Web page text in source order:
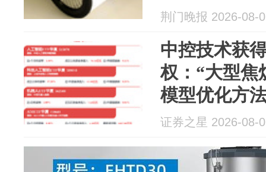
荆门晚报 2026-08-
中控技术获
权：“大型焦
模型优化方
证券之星 2026-08-